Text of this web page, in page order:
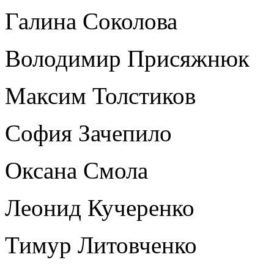
Галина Соколова
Володимир Присяжнюк
Максим Толстиков
София Зачепило
Оксана Смола
Леонид Кучеренко
Тимур Литовченко